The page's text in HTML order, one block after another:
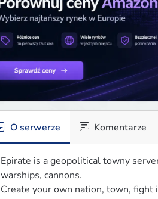
O serwerze Komentarze
Epirate is a geopolitical towny
warships, cannons.
Create your own nation, town, fight